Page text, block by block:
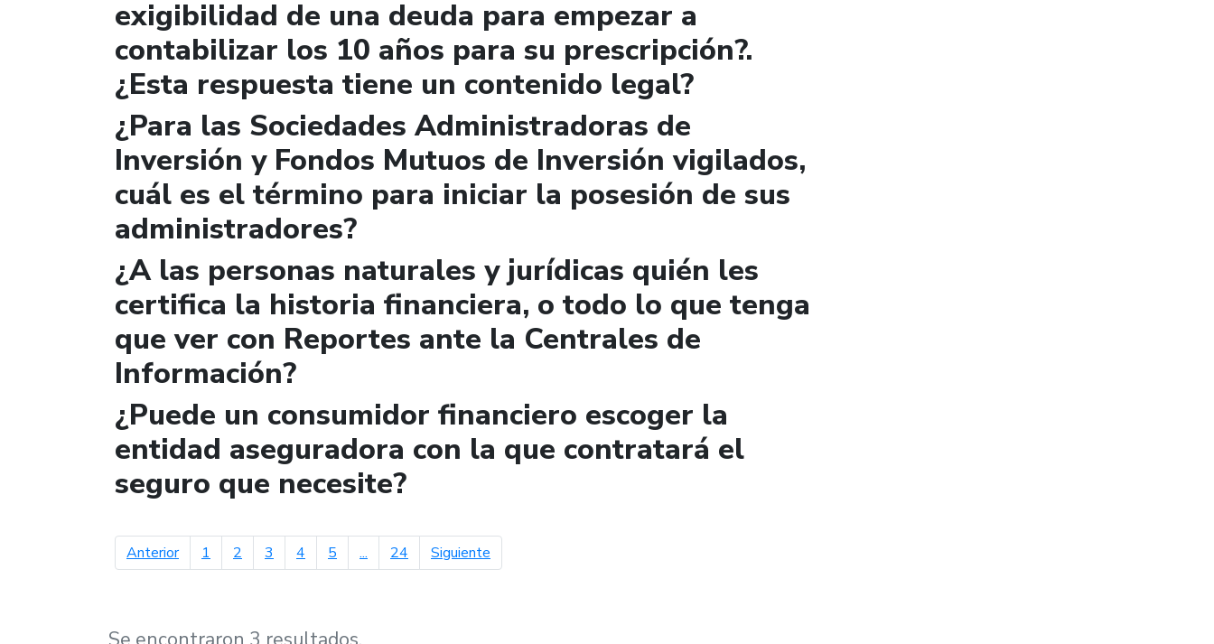
exigibilidad de una deuda para empezar a
contabilizar los 10 años para su prescripción?.
¿Esta respuesta tiene un contenido legal?
¿Para las Sociedades Administradoras de
Inversión y Fondos Mutuos de Inversión vigilados,
cuál es el término para iniciar la posesión de sus
administradores?
¿A las personas naturales y jurídicas quién les
certifica la historia financiera, o todo lo que tenga
que ver con Reportes ante la Centrales de
Información?
¿Puede un consumidor financiero escoger la
entidad aseguradora con la que contratará el
seguro que necesite?
Anteriorpágina anterior
1 2 3 4 5 ... 24 Siguiente